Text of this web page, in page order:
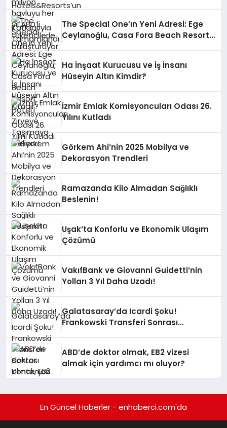
The Special One’ın Yeni Adresi: Ege
Ceylanoğlu, Casa Fora Beach Resort
Ha İnşaat Kurucusu ve İş İnsanı
Hüseyin Altın Kimdir?
İzmir Emlak Komisyoncuları Odası 26.
Yılını Kutladı
Görkem Ahi’nin 2025 Mobilya ve
Dekorasyon Trendleri
Ramazanda Kilo Almadan Sağlıklı
Beslenin!
Uşak’ta Konforlu ve Ekonomik Ulaşım
Çözümü
VakıfBank ve Giovanni Guidetti’nin
Yolları 3 Yıl Daha Uzadı!
Galatasaray’da Icardi Şoku!
Frankowski Transferi Sonrası
ABD’de doktor olmak, EB2 vizesi
almak için yardımcı mı oluyor?
En Güncel Haberler - enhaberci.com'da